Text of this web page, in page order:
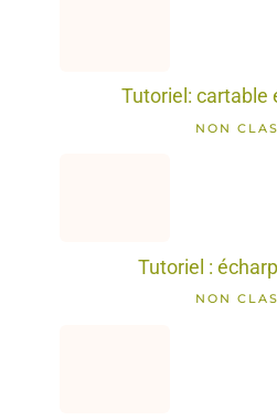
Tutoriel: cartable
NON
Tutoriel :
NON